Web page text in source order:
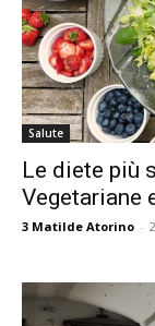
Salute
Le diete più
Vegetariane
3 Matilde Atorino -